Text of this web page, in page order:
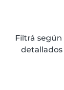
Filtrá según
detallados